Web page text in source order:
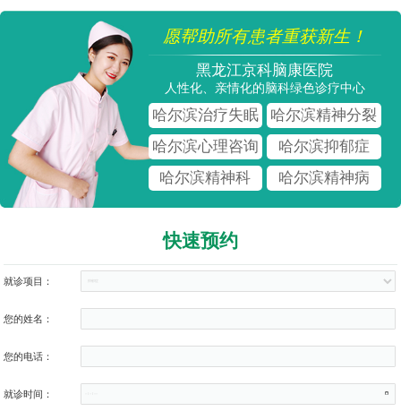
愿帮助所有患者重获新生！
黑龙江京科脑康医院
人性化、亲情化的脑科绿色诊疗中心
哈尔滨治疗失眠
哈尔滨精神分裂
哈尔滨心理咨询
哈尔滨抑郁症
哈尔滨精神科
哈尔滨精神病
快速预约
就诊项目：
您的姓名：
您的电话：
就诊时间：